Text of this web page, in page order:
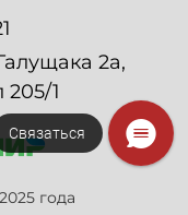
2а,
1
года
Связаться